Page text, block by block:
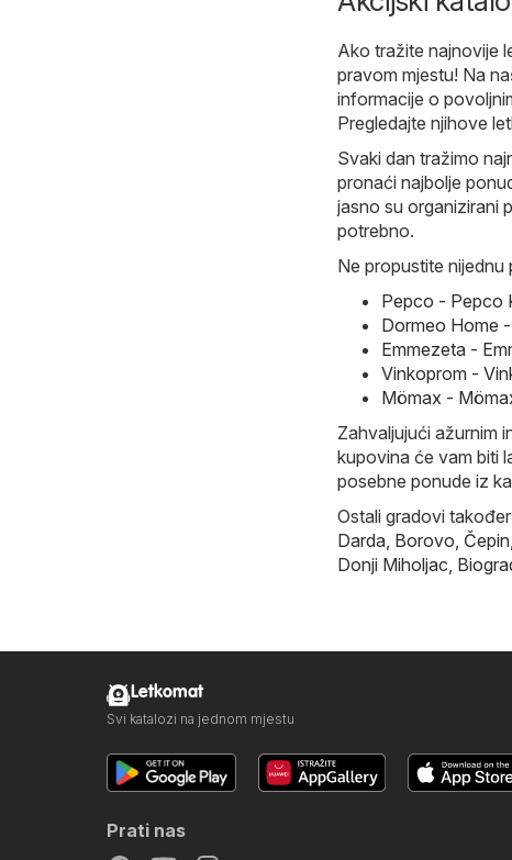
Ako tražite najnovije
pravom mjestu! Na
informacije o
Pregledajte njihove
Svaki dan tražimo
pronaći najbolje
jasno su organizirani
potrebno.
Ne propustite
Pepco - Pepco
Dormeo Home
Emmezeta -
Vinkoprom -
Mömax -
Zahvaljujući ažurnim
kupovina će vam biti
posebne ponude iz
Ostali gradovi
Darda, Borovo, Čepin,
Donji Miholjac,
Letkomat
Svi katalozi na jednom mjestu
Prati nas